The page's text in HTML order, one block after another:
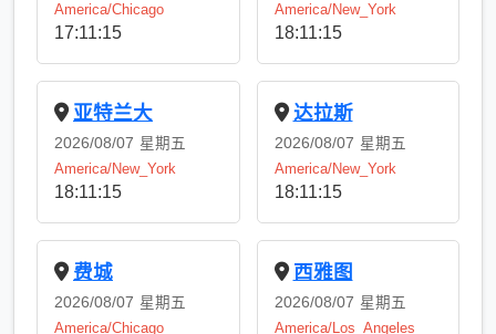
America/Chicago
17:11:15
America/New_York
18:11:15
亚特兰大
2026/08/07 星期五
America/New_York
18:11:15
达拉斯
2026/08/07 星期五
America/New_York
18:11:15
费城
2026/08/07 星期五
America/Chicago
西雅图
2026/08/07 星期五
America/Los_Angeles